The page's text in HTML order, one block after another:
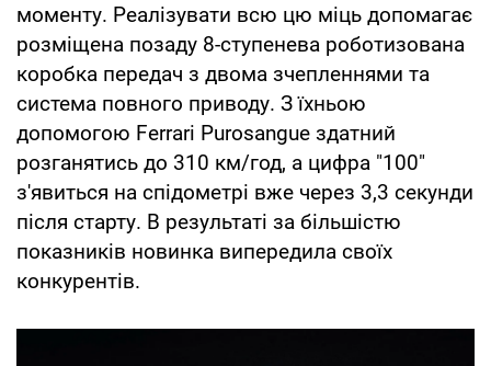
моменту. Реалізувати всю цю міць допомагає
розміщена позаду 8-ступенева роботизована
коробка передач з двома зчепленнями та
система повного приводу. З їхньою
допомогою Ferrari Purosangue здатний
розганятись до 310 км/год, а цифра "100"
з'явиться на спідометрі вже через 3,3 секунди
після старту. В результаті за більшістю
показників новинка випередила своїх
конкурентів.